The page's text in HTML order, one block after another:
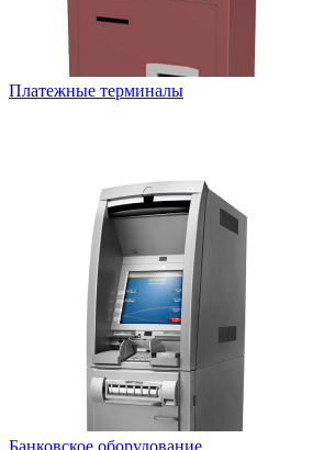
Платежные терминалы
Банковское оборудование